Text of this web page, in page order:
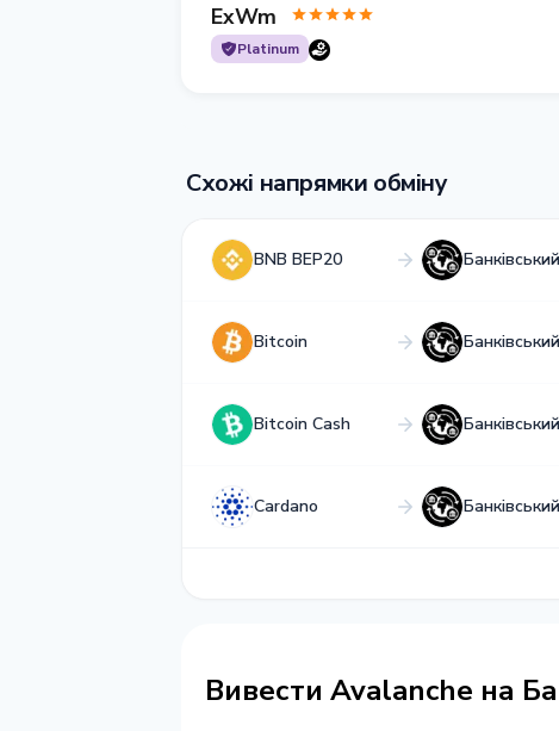
ExWm
Platinum
Схожі напрямки обміну
BNB BEP20
Bitcoin
Bitcoin Cash
Cardano
Вивести Avalanche на